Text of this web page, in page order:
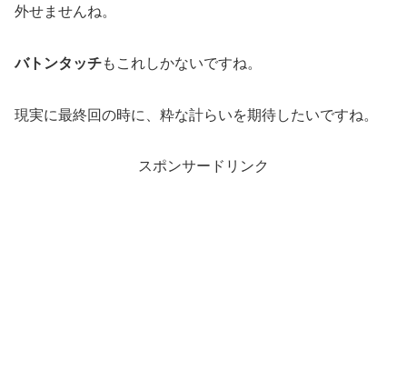
外せませんね。
バトンタッチもこれしかないですね。
現実に最終回の時に、粋な計らいを期待したいですね。
スポンサードリンク